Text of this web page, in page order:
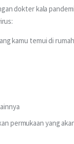
dokter kala
kamu temui di
permukaan yang